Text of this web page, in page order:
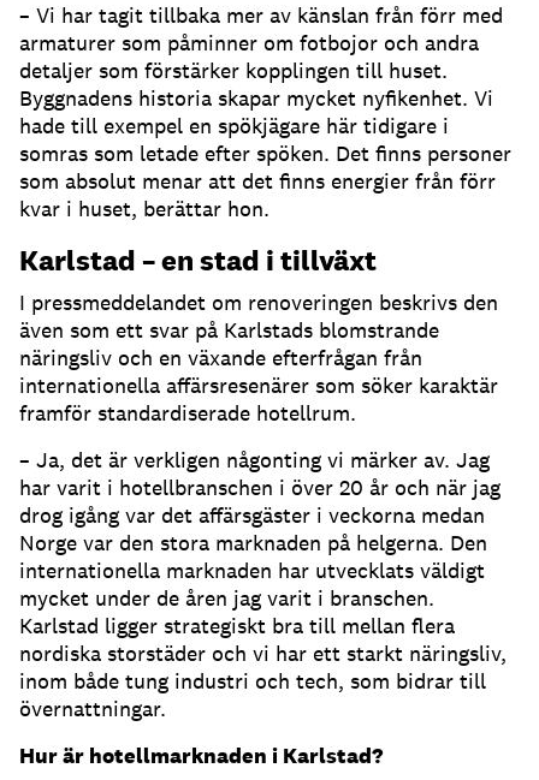
– Vi har tagit tillbaka mer av känslan från förr med
armaturer som påminner om fotbojor och andra
detaljer som förstärker kopplingen till huset.
Byggnadens historia skapar mycket nyfikenhet. Vi
hade till exempel en spökjägare här tidigare i
somras som letade efter spöken. Det finns personer
som absolut menar att det finns energier från förr
kvar i huset, berättar hon.
Karlstad – en stad i tillväxt
I pressmeddelandet om renoveringen beskrivs den
även som ett svar på Karlstads blomstrande
näringsliv och en växande efterfrågan från
internationella affärsresenärer som söker karaktär
framför standardiserade hotellrum.
– Ja, det är verkligen någonting vi märker av. Jag
har varit i hotellbranschen i över 20 år och när jag
drog igång var det affärsgäster i veckorna medan
Norge var den stora marknaden på helgerna. Den
internationella marknaden har utvecklats väldigt
mycket under de åren jag varit i branschen.
Karlstad ligger strategiskt bra till mellan flera
nordiska storstäder och vi har ett starkt näringsliv,
inom både tung industri och tech, som bidrar till
övernattningar.
Hur är hotellmarknaden i Karlstad?